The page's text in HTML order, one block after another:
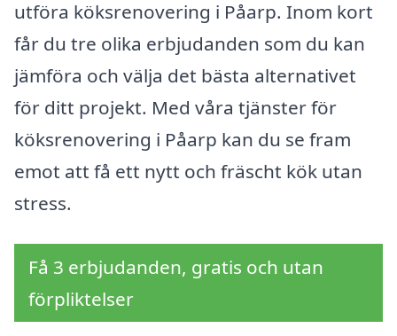
utföra köksrenovering i Påarp. Inom kort
får du tre olika erbjudanden som du kan
jämföra och välja det bästa alternativet
för ditt projekt. Med våra tjänster för
köksrenovering i Påarp kan du se fram
emot att få ett nytt och fräscht kök utan
stress.
Få 3 erbjudanden, gratis och utan
förpliktelser